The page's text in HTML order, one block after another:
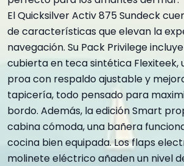
El Quicksilver Activ 875 Sundeck
de características que elevan la
navegación. Su Pack Privilege
cubierta en teca sintética Flexiteek,
proa con respaldo ajustable y
tapicería, todo pensado para
bordo. Además, la edición Smart
cabina cómoda, una bañera
cocina bien equipada. Los flaps
molinete eléctrico añaden un nivel